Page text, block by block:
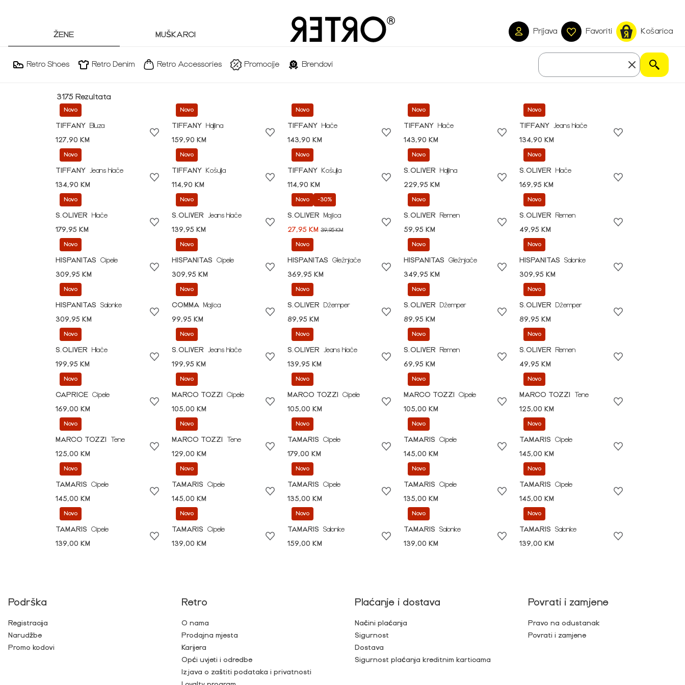
ŽENE MUŠKARCI Prijava Favoriti Košarica
Retro Shoes Retro Denim Retro Accessories Promocije Brendovi
3175 Rezultata
Novo
TIFFANY
Bluza
127,90 KM
Novo
TIFFANY
Haljina
159,90 KM
Novo
TIFFANY
Hlače
143,90 KM
Novo
TIFFANY
Hlače
143,90 KM
Novo
TIFFANY
Jeans hlače
134,90 KM
Novo
TIFFANY
Jeans hlače
134,90 KM
Novo
TIFFANY
Košulja
114,90 KM
Novo
TIFFANY
Košulja
114,90 KM
Novo
S.OLIVER
Haljina
229,95 KM
Novo
S.OLIVER
Hlače
169,95 KM
Novo
S.OLIVER
Hlače
179,95 KM
Novo
S.OLIVER
Jeans hlače
139,95 KM
Novo -30%
S.OLIVER
Majica
27,95 KM39,95 KM
Novo
S.OLIVER
Remen
59,95 KM
Novo
S.OLIVER
Remen
49,95 KM
Novo
HISPANITAS
Cipele
309,95 KM
Novo
HISPANITAS
Cipele
309,95 KM
Novo
HISPANITAS
Gležnjače
369,95 KM
Novo
HISPANITAS
Gležnjače
349,95 KM
Novo
HISPANITAS
Salonke
309,95 KM
Novo
HISPANITAS
Salonke
309,95 KM
Novo
COMMA
Majica
99,95 KM
Novo
S.OLIVER
Džemper
89,95 KM
Novo
S.OLIVER
Džemper
89,95 KM
Novo
S.OLIVER
Džemper
89,95 KM
Novo
S.OLIVER
Hlače
199,95 KM
Novo
S.OLIVER
Jeans hlače
199,95 KM
Novo
S.OLIVER
Jeans hlače
139,95 KM
Novo
S.OLIVER
Remen
69,95 KM
Novo
S.OLIVER
Remen
49,95 KM
Novo
CAPRICE Cipele
169,00 KM
Novo
MARCO TOZZI
Cipele
105,00 KM
Novo
MARCO TOZZI
Cipele
105,00 KM
Novo
MARCO TOZZI
Cipele
105,00 KM
Novo
MARCO TOZZI
Tene
125,00 KM
Novo
MARCO TOZZI
Tene
125,00 KM
Novo
MARCO TOZZI
Tene
129,00 KM
Novo
TAMARIS
Cipele
179,00 KM
Novo
TAMARIS
Cipele
145,00 KM
Novo
TAMARIS
Cipele
145,00 KM
Novo
TAMARIS
Cipele
145,00 KM
Novo
TAMARIS
Cipele
145,00 KM
Novo
TAMARIS
Cipele
135,00 KM
Novo
TAMARIS
Cipele
135,00 KM
Novo
TAMARIS
Cipele
145,00 KM
Novo
TAMARIS
Cipele
139,00 KM
Novo
TAMARIS
Cipele
139,00 KM
Novo
TAMARIS
Salonke
159,00 KM
Novo
TAMARIS
Salonke
139,00 KM
Novo
TAMARIS
Salonke
139,00 KM
Podrška
Registracija
Narudžbe
Promo kodovi
Retro
O nama
Prodajna mjesta
Karijera
Opći uvjeti i odredbe
Izjava o zaštiti podataka i privatnosti
Plaćanje i dostava
Načini plaćanja
Sigurnost
Dostava
Sigurnost plaćanja kreditnim karticama
Povrati i zamjene
Pravo na odustanak
Povrati i zamjene